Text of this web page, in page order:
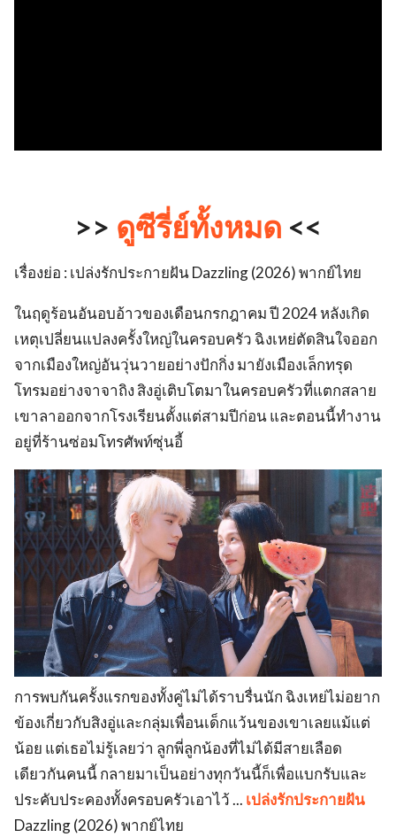
>> ดูซีรี่ย์ทั้งหมด <<
เรื่องย่อ : เปล่งรักประกายฝัน Dazzling (2026) พากย์ไทย
ในฤดูร้อนอันอบอ้าวของเดือนกรกฎาคม ปี 2024 หลังเกิด
เหตุเปลี่ยนแปลงครั้งใหญ่ในครอบครัว ฉิงเหย่ตัดสินใจออก
จากเมืองใหญ่อันวุ่นวายอย่างปักกิ่ง มายังเมืองเล็กทรุด
โทรมอย่างจาจาถิง สิงอู่เติบโตมาในครอบครัวที่แตกสลาย
เขาลาออกจากโรงเรียนตั้งแต่สามปีก่อน และตอนนี้ทำงาน
อยู่ที่ร้านซ่อมโทรศัพท์ซุ่นอี้
การพบกันครั้งแรกของทั้งคู่ไม่ได้ราบรื่นนัก ฉิงเหย่ไม่อยาก
ข้องเกี่ยวกับสิงอู่และกลุ่มเพื่อนเด็กแว้นของเขาเลยแม้แต่
น้อย แต่เธอไม่รู้เลยว่า ลูกพี่ลูกน้องที่ไม่ได้มีสายเลือด
เดียวกันคนนี้ กลายมาเป็นอย่างทุกวันนี้ก็เพื่อแบกรับและ
ประคับประคองทั้งครอบครัวเอาไว้ ... เปล่งรักประกายฝัน
Dazzling (2026) พากย์ไทย